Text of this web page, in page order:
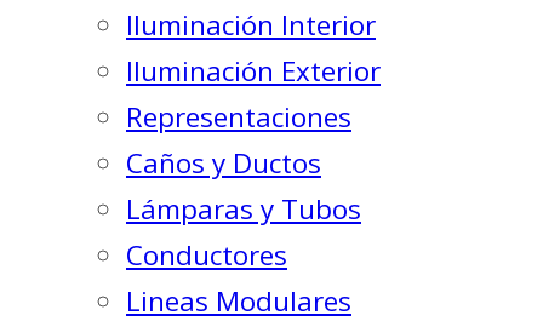
Iluminación Interior
Iluminación Exterior
Representaciones
Caños y Ductos
Lámparas y Tubos
Conductores
Lineas Modulares